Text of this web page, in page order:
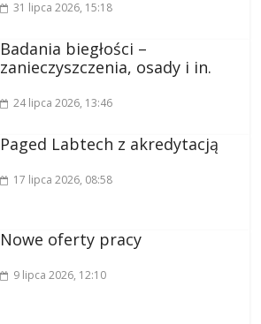
31 lipca 2026, 15:18
Badania biegłości –
zanieczyszczenia, osady i in.
24 lipca 2026, 13:46
Paged Labtech z akredytacją
17 lipca 2026, 08:58
Nowe oferty pracy
9 lipca 2026, 12:10